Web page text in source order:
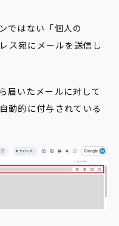
ではない「個人の
ス宛にメールを送信し
届いたメールに対して
動的に付与されている